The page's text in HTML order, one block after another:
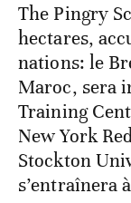
The Pingry
hectares,
nations: le
Maroc, sera
Training
New York
Stockton
s’entraînera